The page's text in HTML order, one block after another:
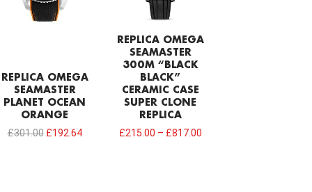
REPLICA OMEGA
SEAMASTER
PLANET OCEAN
ORANGE
£301.00 £192.64
REPLICA OMEGA
SEAMASTER
300M “BLACK
BLACK”
CERAMIC CASE
SUPER CLONE
REPLICA
£215.00 – £817.00